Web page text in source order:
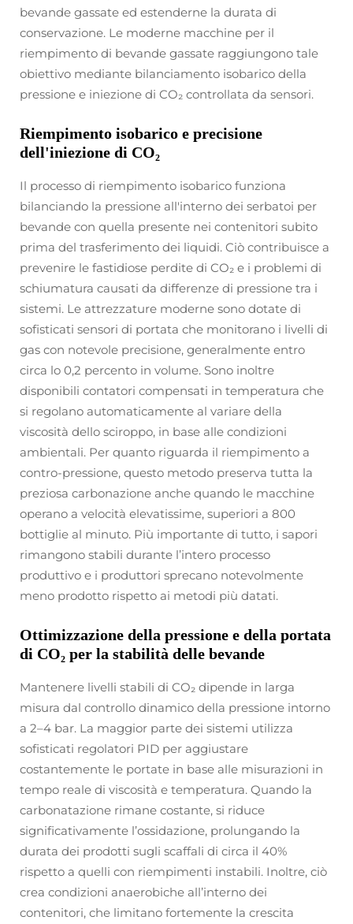
bevande gassate ed estenderne la durata di
conservazione. Le moderne macchine per il
riempimento di bevande gassate raggiungono tale
obiettivo mediante bilanciamento isobarico della
pressione e iniezione di CO₂ controllata da sensori.
Riempimento isobarico e precisione
dell'iniezione di CO₂
Il processo di riempimento isobarico funziona
bilanciando la pressione all'interno dei serbatoi per
bevande con quella presente nei contenitori subito
prima del trasferimento dei liquidi. Ciò contribuisce a
prevenire le fastidiose perdite di CO₂ e i problemi di
schiumatura causati da differenze di pressione tra i
sistemi. Le attrezzature moderne sono dotate di
sofisticati sensori di portata che monitorano i livelli di
gas con notevole precisione, generalmente entro
circa lo 0,2 percento in volume. Sono inoltre
disponibili contatori compensati in temperatura che
si regolano automaticamente al variare della
viscosità dello sciroppo, in base alle condizioni
ambientali. Per quanto riguarda il riempimento a
contro-pressione, questo metodo preserva tutta la
preziosa carbonazione anche quando le macchine
operano a velocità elevatissime, superiori a 800
bottiglie al minuto. Più importante di tutto, i sapori
rimangono stabili durante l’intero processo
produttivo e i produttori sprecano notevolmente
meno prodotto rispetto ai metodi più datati.
Ottimizzazione della pressione e della portata
di CO₂ per la stabilità delle bevande
Mantenere livelli stabili di CO₂ dipende in larga
misura dal controllo dinamico della pressione intorno
a 2–4 bar. La maggior parte dei sistemi utilizza
sofisticati regolatori PID per aggiustare
costantemente le portate in base alle misurazioni in
tempo reale di viscosità e temperatura. Quando la
carbonatazione rimane costante, si riduce
significativamente l’ossidazione, prolungando la
durata dei prodotti sugli scaffali di circa il 40%
rispetto a quelli con riempimenti instabili. Inoltre, ciò
crea condizioni anaerobiche all’interno dei
contenitori, che limitano fortemente la crescita